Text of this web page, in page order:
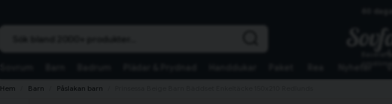
Hem Barn Påslakan barn